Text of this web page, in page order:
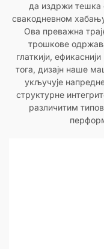
да издржи тешка
свакодневном
Ова преважна
трошкове
глаткији,
тога, дизајн наше
укључује
структурне
различитим